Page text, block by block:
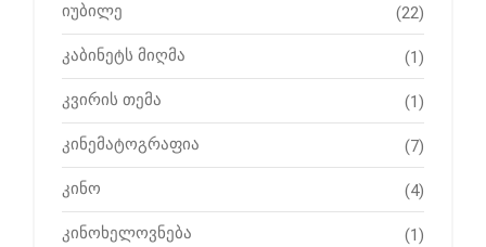
იუბილე (22)
კაბინეტს მიღმა (1)
კვირის თემა (1)
კინემატოგრაფია (7)
კინო (4)
კინოხელოვნება (1)